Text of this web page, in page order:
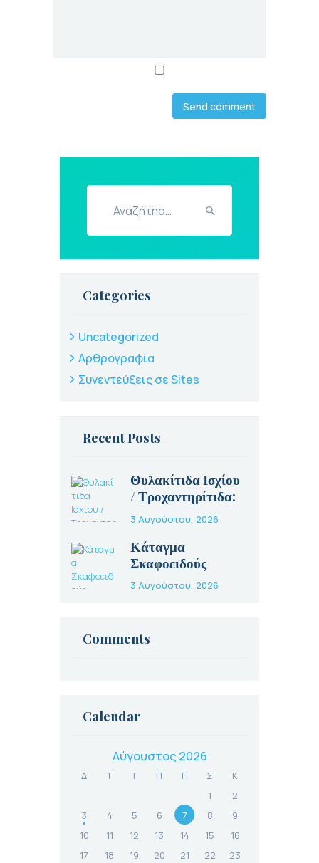
Αναζήτηση
Categories
Uncategorized
Αρθρογραφία
Συνεντεύξεις σε Sites
Recent Posts
Θυλακίτιδα Ισχίου
/ Τροχαντηρίτιδα:
Αίτια, Συμπτώματα
και Θεραπεία
3 Αυγούστου, 2026
Κάταγμα
Σκαφοειδούς
Οστού: Γιατί Είναι
Τόσο Ύπουλο και
3 Αυγούστου, 2026
Comments
Calendar
Αύγουστος 2026
Δ Τ Τ Π Π Σ
Κ
1
2
3
4 5 6 7 8
9
10
11 12 13 14 15
16
17
18 19 20 21 22
23